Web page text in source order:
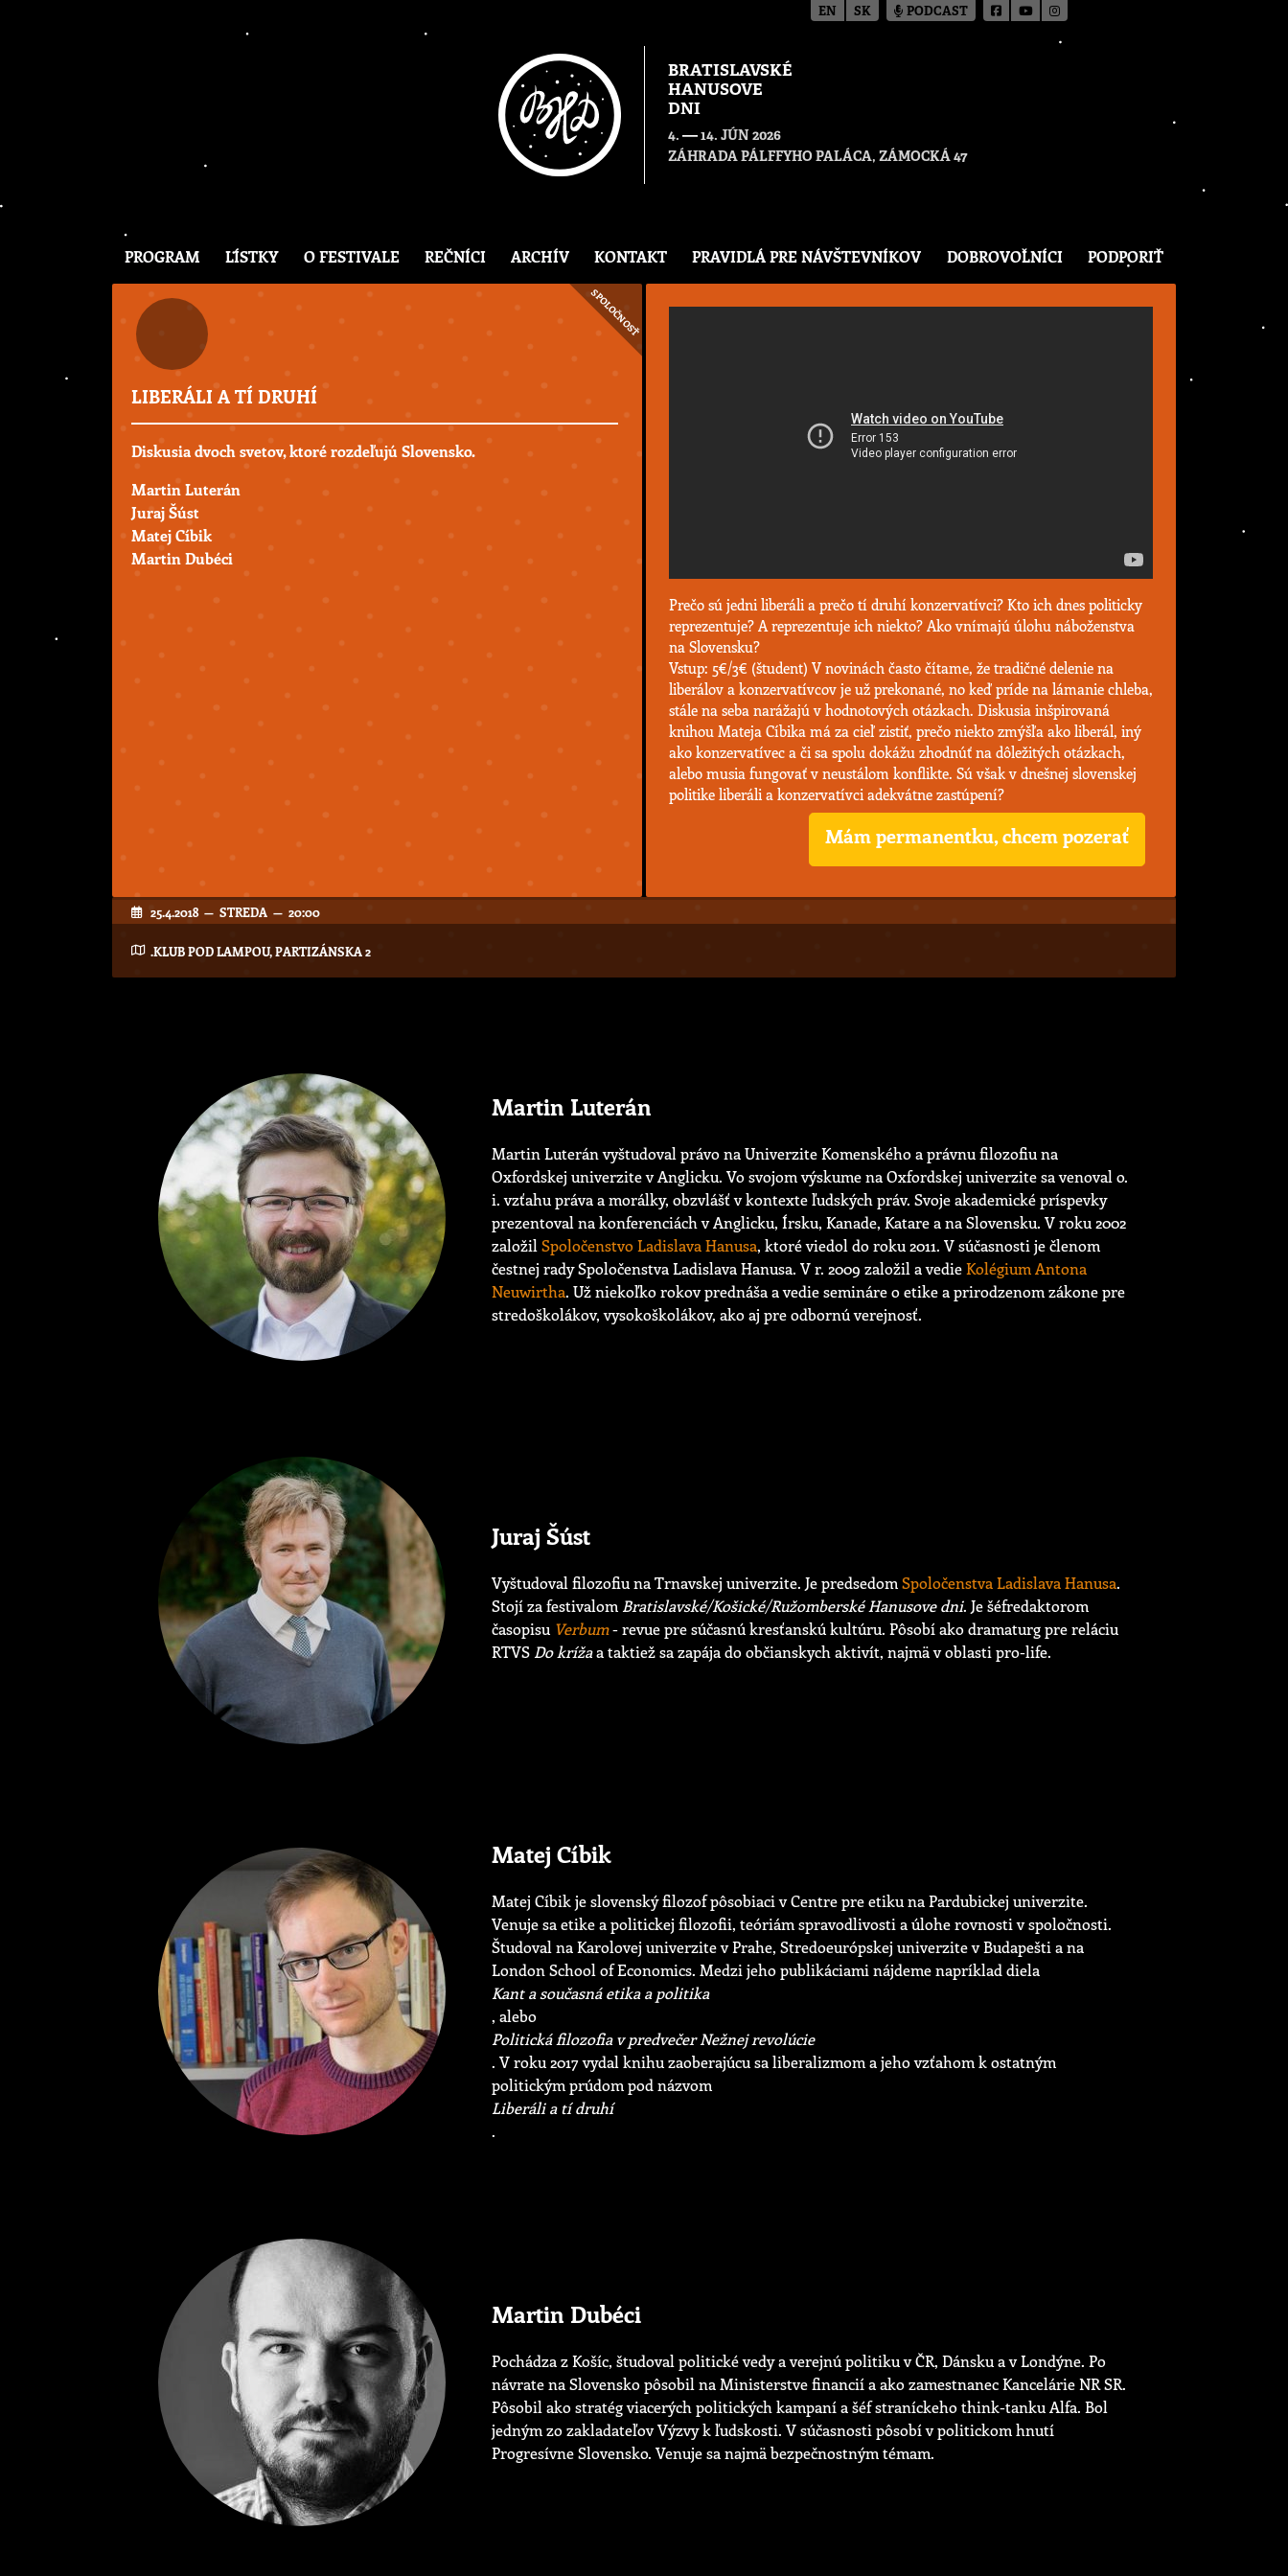
BRATISLAVSKÉ
HANUSOVE
DNI
4. — 14. JÚN 2026
ZÁHRADA PÁLFFYHO PALÁCA, ZÁMOCKÁ 47
PROGRAM LÍSTKY O FESTIVALE REČNÍCI ARCHÍV KONTAKT PRAVIDLÁ PRE NÁVŠTEVNÍKOV DOBROVOĽNÍCI PODPORIŤ
SPOLOČNOSŤ
LIBERÁLI A TÍ DRUHÍ
Diskusia dvoch svetov, ktoré rozdeľujú Slovensko.
Martin Luterán
Juraj Šúst
Matej Cíbik
Martin Dubéci
Prečo sú jedni liberáli a prečo tí druhí konzervatívci? Kto ich dnes politicky
reprezentuje? A reprezentuje ich niekto? Ako vnímajú úlohu náboženstva
na Slovensku?
Vstup: 5€/3€ (študent) V novinách často čítame, že tradičné delenie na
liberálov a konzervatívcov je už prekonané, no keď príde na lámanie chleba,
stále na seba narážajú v hodnotových otázkach. Diskusia inšpirovaná
knihou Mateja Cíbika má za cieľ zistiť, prečo niekto zmýšľa ako liberál, iný
ako konzervatívec a či sa spolu dokážu zhodnúť na dôležitých otázkach,
alebo musia fungovať v neustálom konflikte. Sú však v dnešnej slovenskej
politike liberáli a konzervatívci adekvátne zastúpení?
Mám permanentku, chcem pozerať
25.4.2018 — STREDA — 20:00
.KLUB POD LAMPOU, PARTIZÁNSKA 2
Martin Luterán
Martin Luterán vyštudoval právo na Univerzite Komenského a právnu filozofiu na
Oxfordskej univerzite v Anglicku. Vo svojom výskume na Oxfordskej univerzite sa venoval o.
i. vzťahu práva a morálky, obzvlášť v kontexte ľudských práv. Svoje akademické príspevky
prezentoval na konferenciách v Anglicku, Írsku, Kanade, Katare a na Slovensku. V roku 2002
založil Spoločenstvo Ladislava Hanusa, ktoré viedol do roku 2011. V súčasnosti je členom
čestnej rady Spoločenstva Ladislava Hanusa. V r. 2009 založil a vedieKolégium Antona
Neuwirtha. Už niekoľko rokov prednáša a vedie semináre o etike a prirodzenom zákone pre
stredoškolákov, vysokoškolákov, ako aj pre odbornú verejnosť.
Juraj Šúst
Vyštudoval filozofiu na Trnavskej univerzite. Je predsedomSpoločenstva Ladislava Hanusa.
Stojí za festivalom Bratislavské/Košické/Ružomberské Hanusove dni. Je šéfredaktorom
časopisu Verbum- revue pre súčasnú kresťanskú kultúru. Pôsobí ako dramaturg pre reláciu
RTVS Do krížaa taktiež sa zapája do občianskych aktivít, najmä v oblasti pro-life.
Matej Cíbik
Matej Cíbik je slovenský filozof pôsobiaci v Centre pre etiku na Pardubickej univerzite.
Venuje sa etike a politickej filozofii, teóriám spravodlivosti a úlohe rovnosti v spoločnosti.
Študoval na Karolovej univerzite v Prahe, Stredoeurópskej univerzite v Budapešti a na
London School of Economics. Medzi jeho publikáciami nájdeme napríklad diela
Kant a současná etika a politika
, alebo
Politická filozofia v predvečer Nežnej revolúcie
. V roku 2017 vydal knihu zaoberajúcu sa liberalizmom a jeho vzťahom k ostatným
politickým prúdom pod názvom
Liberáli a tí druhí
.
Martin Dubéci
Pochádza z Košíc, študoval politické vedy a verejnú politiku v ČR, Dánsku a v Londýne. Po
návrate na Slovensko pôsobil na Ministerstve financií a ako zamestnanec Kancelárie NR SR.
Pôsobil ako stratég viacerých politických kampaní a šéf straníckeho think-tanku Alfa. Bol
jedným zo zakladateľov Výzvy k ľudskosti. V súčasnosti pôsobí v politickom hnutí
Progresívne Slovensko. Venuje sa najmä bezpečnostným témam.
EN SK PODCAST